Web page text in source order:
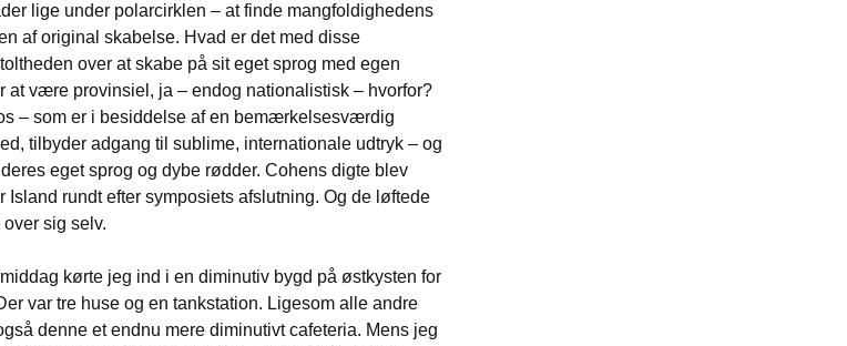
lige under polarcirklen – at finde mangfoldighedens
af original skabelse. Hvad er det med disse
over at skabe på sit eget sprog med egen
at være provinsiel, ja – endog nationalistisk – hvorfor?
– som er i besiddelse af en bemærkelsesværdig
tilbyder adgang til sublime, internationale udtryk – og
eget sprog og dybe rødder. Cohens digte blev
rundt efter symposiets afslutning. Og de løftede
sig selv.
kørte jeg ind i en diminutiv bygd på østkysten for
var tre huse og en tankstation. Ligesom alle andre
denne et endnu mere diminutivt cafeteria. Mens jeg